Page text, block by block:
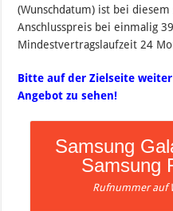
(Wunschdatum) ist bei
Anschlusspreis bei einmalig
Mindestvertragslaufzeit 24
Bitte auf der Zielseite
Angebot zu sehen!
Samsung
Samsung
Rufnummer auf